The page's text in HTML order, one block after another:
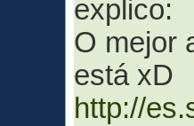
explico:
O mejor
está xD
http://